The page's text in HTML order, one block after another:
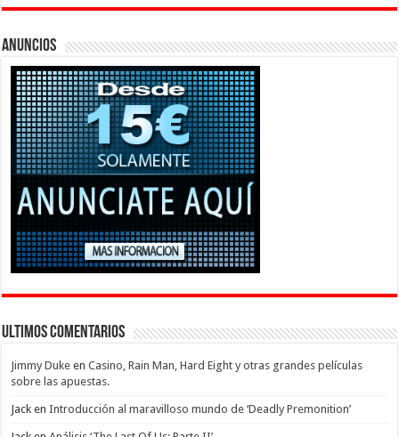
Anuncios
Ultimos Comentarios
Jimmy Duke enCasino, Rain Man, Hard Eight y otras grandes películas
sobre las apuestas.
Jack enIntroducción al maravilloso mundo de ‘Deadly Premonition’